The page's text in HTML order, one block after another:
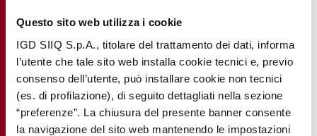
Questo sito web utilizza i cookie
IGD SIIQ S.p.A., titolare del trattamento dei dati, informa
l’utente che tale sito web installa cookie tecnici e, previo
consenso dell’utente, può installare cookie non tecnici
(es. di profilazione), di seguito dettagliati nella sezione
“preferenze”. La chiusura del presente banner consente
la navigazione del sito web mantenendo le impostazioni